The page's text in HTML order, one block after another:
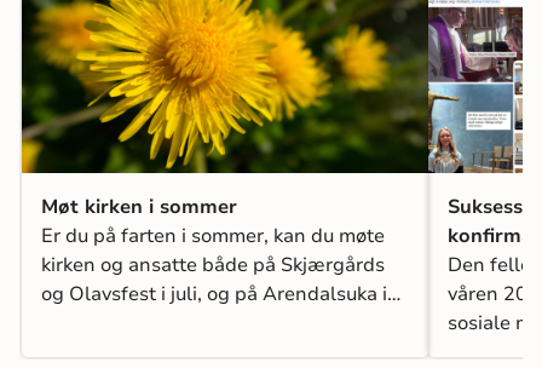
Møt kirken i sommer
Er du på farten i sommer, kan du møte
kirken og ansatte både på Skjærgårds
og Olavsfest i juli, og på Arendalsuka i
Suksess
Den
våren
sosiale